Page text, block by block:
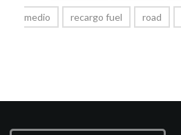
medio recargo fuel road